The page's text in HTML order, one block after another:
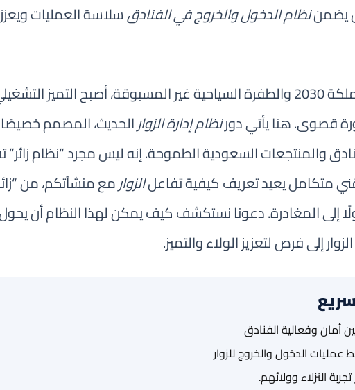
يضمننظام الدخول والخروج في الفنادقسلاسة العمليات
مع رؤية المملكة 2030 والطفرة السياحية غير المسبوقة، أصبح التميز
قصوى. هنا يأتي دورنظام إدارة الزوارالحديث، المصمم خصيصًا
والمنتجعات السعودية الطموحة. إنه ليس مجرد “نظام زائر”
متكامل يعيد تعريف كيفية تفاعلالزوارمع منشآتكم، من
إلى المغادرة. دعونا نستكشف كيف يمكن لهذا النظام أن
إلى فرص لتعزيز الولاء والتميز.
أمان وفعالية الفنادق
عمليات الدخول والخروج للزوار
تجربة النزلاء وولائهم.